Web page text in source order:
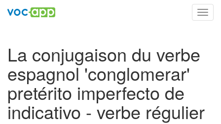
La conjugaison du verbe
espagnol 'conglomerar'
pretérito imperfecto de
indicativo - verbe régulier